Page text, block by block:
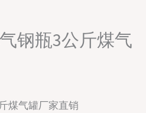
钢瓶3公斤煤气
煤气罐厂家直销